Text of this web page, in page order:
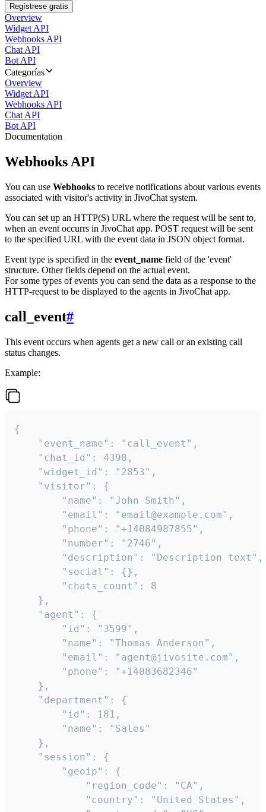
Regístrese gratis
Overview
Widget API
Webhooks API
Chat API
Bot API
Categorías
Overview
Widget API
Webhooks API
Chat API
Bot API
Documentation
Webhooks API
You can use Webhooks to receive notifications about various events
associated with visitor's activity in JivoChat system.
You can set up an HTTP(S) URL where the request will be sent to,
when an event occurrs in JivoChat app. POST request will be sent
to the specified URL with the event data in JSON object format.
Event type is specified in the event_name field of the 'event'
structure. Other fields depend on the actual event.
For some types of events you can send the data as a response to the
HTTP-request to be displayed to the agents in JivoChat app.
call_event#
This event occurs when agents get a new call or an existing call
status changes.
Example:
{
    "event_name": "call_event",
    "chat_id": 4398,
    "widget_id": "2853",
    "visitor": {
        "name": "John Smith",
        "email": "email@example.com",
        "phone": "+14084987855",
        "number": "2746",
        "description": "Description text",
        "social": {},
        "chats_count": 8
    },
    "agent": {
        "id": "3599",
        "name": "Thomas Anderson",
        "email": "agent@jivosite.com",
        "phone": "+14083682346"
    },
    "department": {
        "id": 181,
        "name": "Sales"
    },
    "session": {
        "geoip": {
            "region_code": "CA",
            "country": "United States",